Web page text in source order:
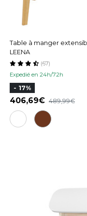
Table à manger
LEENA
Expedié en 24h/72h
(67)
- 17%
406,69 489,99